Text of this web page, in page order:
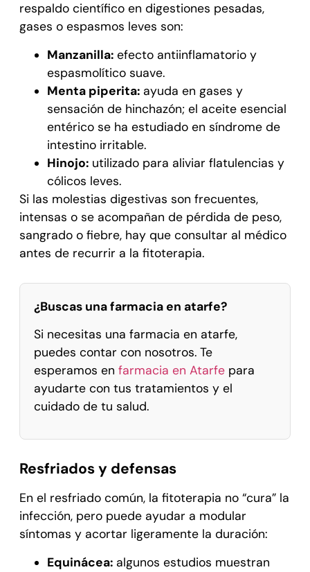
respaldo científico en digestiones pesadas,
gases o espasmos leves son:
Manzanilla:efecto antiinflamatorio y
espasmolítico suave.
Menta piperita:ayuda en gases y
sensación de hinchazón; el aceite esencial
entérico se ha estudiado en síndrome de
intestino irritable.
Hinojo:utilizado para aliviar flatulencias y
cólicos leves.
Si las molestias digestivas son frecuentes,
intensas o se acompañan de pérdida de peso,
sangrado o fiebre, hay que consultar al médico
antes de recurrir a la fitoterapia.
¿Buscas una farmacia en atarfe?
Si necesitas una farmacia en atarfe,
puedes contar con nosotros. Te
esperamos en farmacia en Atarfepara
ayudarte con tus tratamientos y el
cuidado de tu salud.
Resfriados y defensas
En el resfriado común, la fitoterapia no “cura” la
infección, pero puede ayudar a modular
síntomas y acortar ligeramente la duración:
Equinácea:algunos estudios muestran